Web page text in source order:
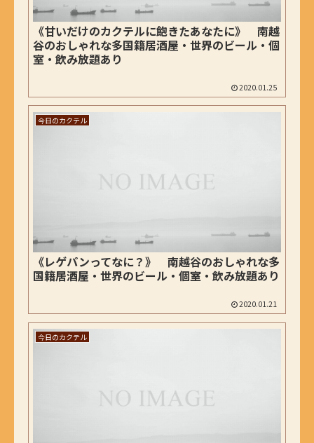
《甘いだけのカクテルに飽きたあなたに》 南越
谷のおしゃれな多国籍居酒屋・世界のビール・個
室・飲み放題あり
2020.01.25
今日のカクテル
《レゲパンってなに？》 南越谷のおしゃれな多
国籍居酒屋・世界のビール・個室・飲み放題あり
2020.01.21
今日のカクテル